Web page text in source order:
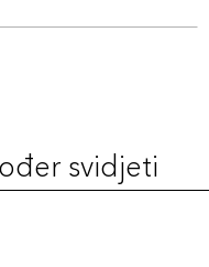
svidjeti